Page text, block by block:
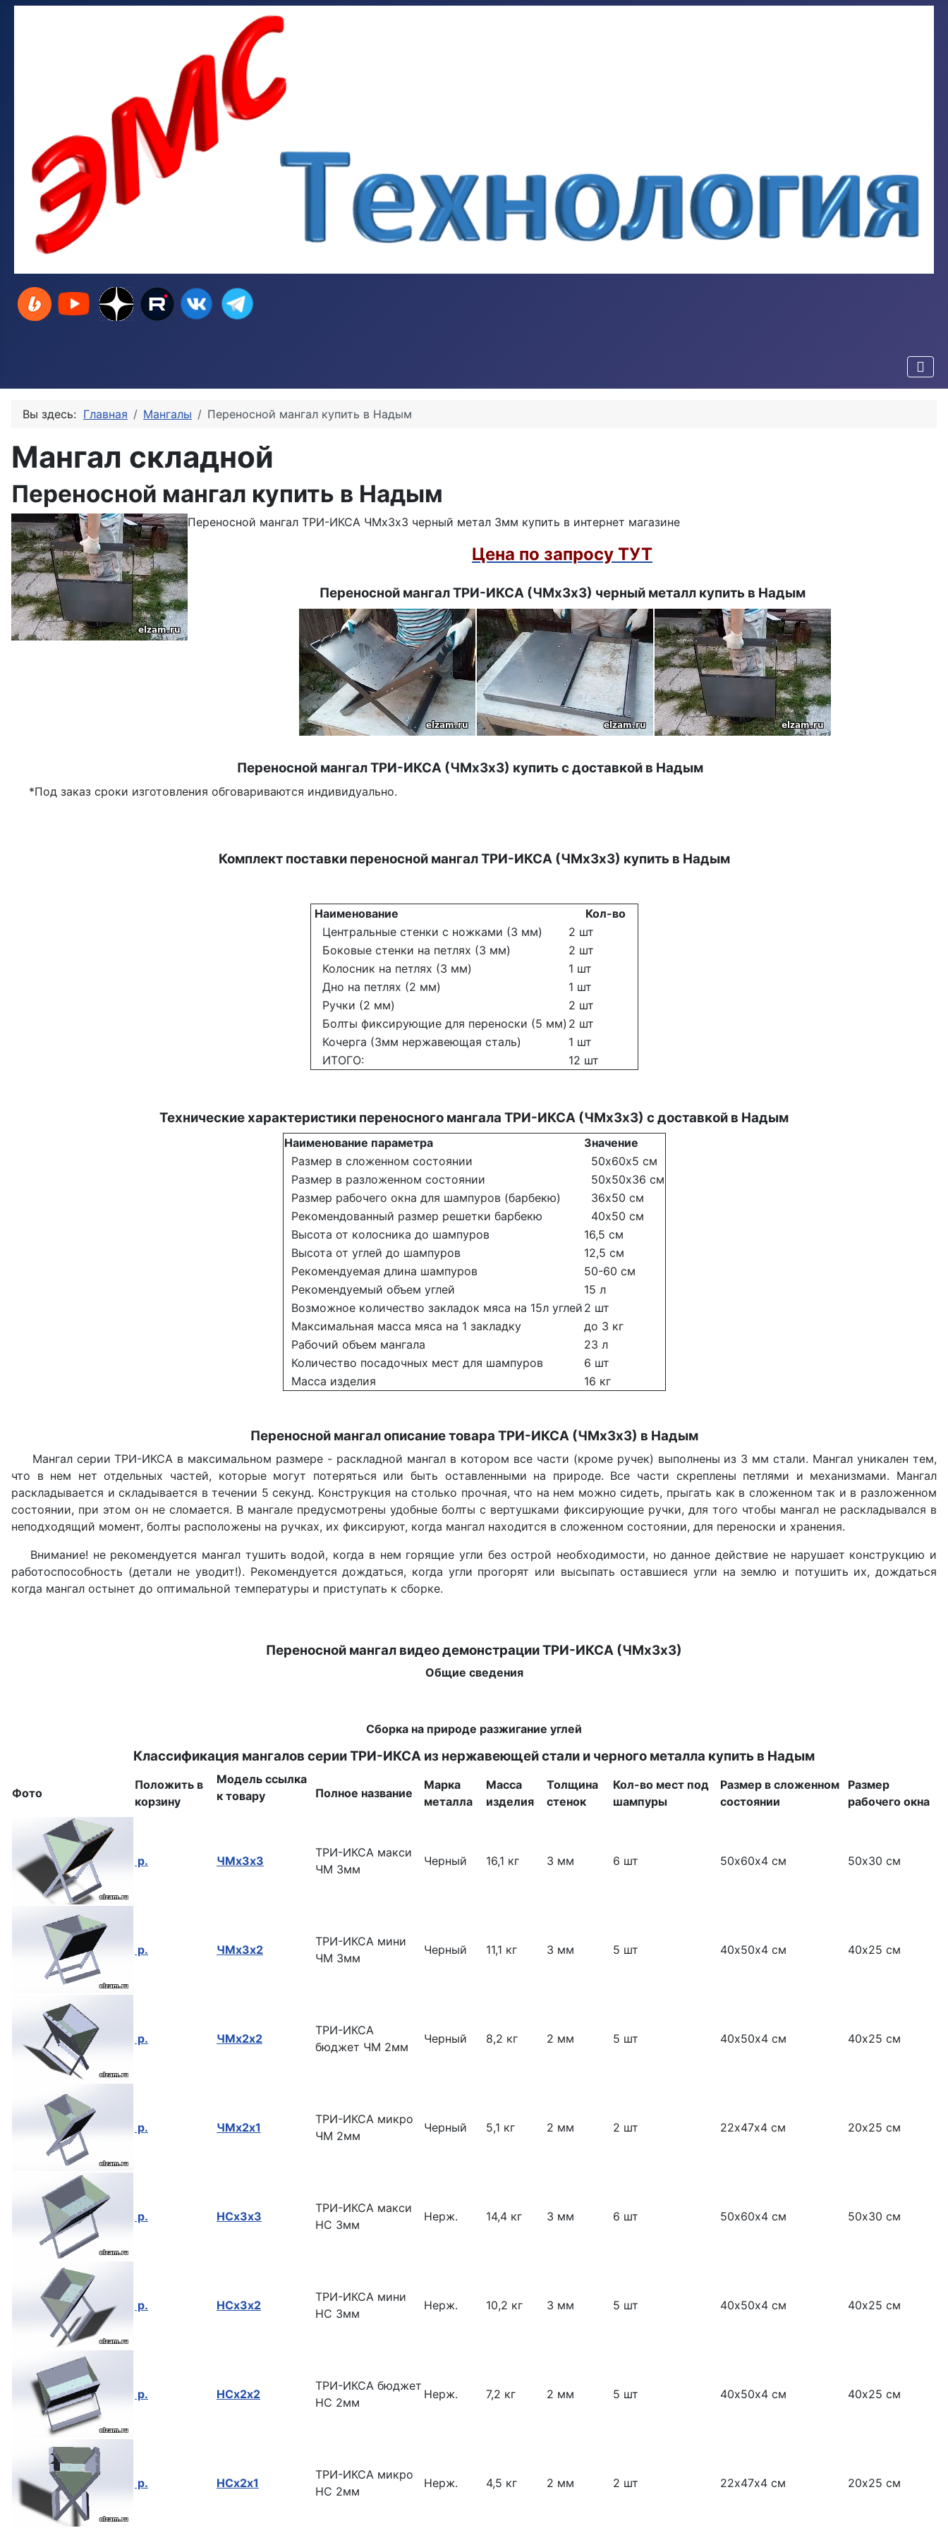
Вы здесь: Главная Мангалы Переносной мангал купить в Надым
Мангал складной
Переносной мангал купить в Надым
Переносной мангал ТРИ-ИКСА ЧМх3х3 черный метал 3мм купить в интернет магазине
Цена по запросу ТУТ
Переносной мангал ТРИ-ИКСА (ЧМх3х3) черный металл купить в Надым
Переносной мангалТРИ-ИКСА (ЧМх3х3) купить сдоставкой в Надым
*Под заказ сроки изготовления обговариваются индивидуально.
Комплект поставки переносной мангалТРИ-ИКСА (ЧМх3х3) купить в Надым
Наименование
Кол-во
Центральные стенки с ножками (3 мм)
2 шт
Боковые стенки на петлях (3 мм)
2 шт
Колосник на петлях (3 мм)
1 шт
Дно на петлях (2 мм)
1 шт
Ручки (2 мм)
2 шт
Болты фиксирующие для переноски (5 мм) 2 шт
Кочерга (3мм нержавеющая сталь)
1 шт
ИТОГО:
12 шт
Технические характеристики переносного мангала ТРИ-ИКСА (ЧМх3х3) сдоставкой в Надым
Наименование параметра
Значение
Размер в сложенном состоянии
50х60х5 см
Размер в разложенном состоянии
50х50х36 см
Размер рабочего окна для шампуров (барбекю)
36х50 см
Рекомендованный размер решетки барбекю
40х50 см
Высота от колосника до шампуров
16,5 см
Высота от углей до шампуров
12,5 см
Рекомендуемая длина шампуров
50-60 см
Рекомендуемый объем углей
15 л
Возможное количество закладок мяса на 15л углей 2 шт
Максимальная масса мяса на 1 закладку
до 3 кг
Рабочий объем мангала
23 л
Количество посадочных мест для шампуров
6 шт
Масса изделия
16 кг
Переносной мангал описание товара ТРИ-ИКСА (ЧМх3х3) в Надым
Мангал серии ТРИ-ИКСА в максимальном размере - раскладной мангал в котором все части (кроме ручек) выполнены из 3 мм стали. Мангал уникален тем,
что в нем нет отдельных частей, которые могут потеряться или быть оставленными на природе. Все части скреплены петлями и механизмами. Мангал
раскладывается и складывается в течении 5 секунд. Конструкция на столько прочная, что на нем можно сидеть, прыгать как в сложенном так и в разложенном
состоянии, при этом он не сломается. В мангале предусмотрены удобные болты с вертушками фиксирующие ручки, для того чтобы мангал не раскладывался в
неподходящий момент, болты расположены на ручках, их фиксируют, когда мангал находится в сложенном состоянии, для переноски и хранения.
Внимание! не рекомендуется мангал тушить водой, когда в нем горящие угли без острой необходимости, но данное действие не нарушает конструкцию и
работоспособность (детали не уводит!). Рекомендуется дождаться, когда угли прогорят или высыпать оставшиеся угли на землю и потушить их, дождаться
когда мангал остынет до оптимальной температуры и приступать к сборке.
Переносной мангал видео демонстрации ТРИ-ИКСА (ЧМх3х3)
Общие сведения
Сборка на природе разжигание углей
Классификация мангалов серии ТРИ-ИКСА из нержавеющей стали и черного металла купить в Надым
Фото
Положить в
корзину
Модель ссылка
к товару
Полное название
Марка
металла
Масса
изделия
Толщина
стенок
Кол-во мест под
шампуры
Размер в сложенном
состоянии
Размер
рабочего окна
р. ЧМх3х3
ТРИ-ИКСА макси
ЧМ 3мм
Черный 16,1 кг 3 мм 6 шт 50х60х4 см 50х30 см
р. ЧМх3х2
ТРИ-ИКСА мини
ЧМ 3мм
Черный 11,1 кг 3 мм 5 шт 40х50х4 см 40х25 см
р. ЧМх2х2
ТРИ-ИКСА
бюджет ЧМ 2мм
Черный 8,2 кг 2 мм 5 шт 40х50х4 см 40х25 см
р. ЧМх2х1
ТРИ-ИКСА микро
ЧМ 2мм
Черный 5,1 кг 2 мм 2 шт 22х47х4 см 20х25 см
р. НСх3х3
ТРИ-ИКСА макси
НС 3мм
Нерж. 14,4 кг 3 мм 6 шт 50х60х4 см 50х30 см
р. НСх3х2
ТРИ-ИКСА мини
НС 3мм
Нерж. 10,2 кг 3 мм 5 шт 40х50х4 см 40х25 см
р. НСх2х2
ТРИ-ИКСА бюджет
НС 2мм
Нерж. 7,2 кг 2 мм 5 шт 40х50х4 см 40х25 см
р. НСх2х1
ТРИ-ИКСА микро
НС 2мм
Нерж. 4,5 кг 2 мм 2 шт 22х47х4 см 20х25 см